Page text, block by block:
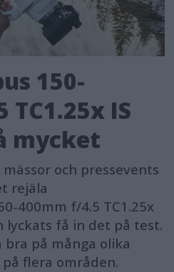
150-
IS
mycket
och pressevents
rejäla
400mm f/4.5 TC1.25x
lyckats få in det på test.
på många olika
flera områden.